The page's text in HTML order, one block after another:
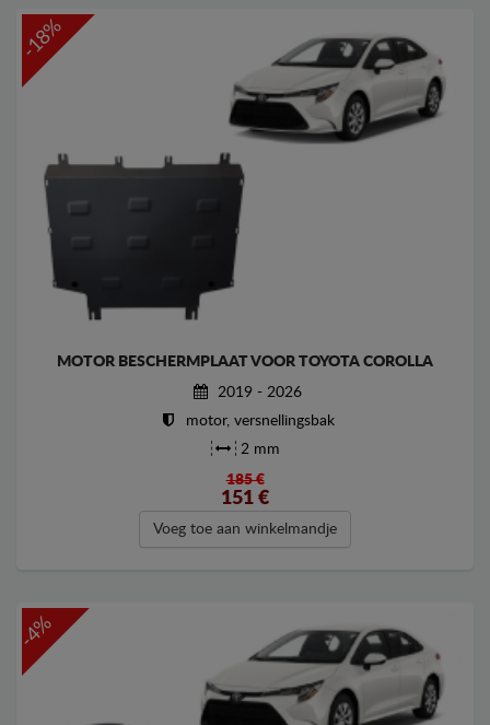
-18%
MOTOR BESCHERMPLAAT VOOR TOYOTA COROLLA
2019 - 2026
motor, versnellingsbak
2 mm
185 €
151 €
Voeg toe aan winkelmandje
-4%